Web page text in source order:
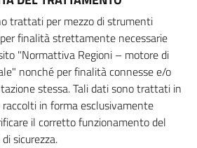
trattati per mezzo di strumenti
finalità strettamente necessarie
"Normattiva Regioni – motore di
nonché per finalità connesse e/o
stessa. Tali dati sono trattati in
in forma esclusivamente
il corretto funzionamento del
sicurezza.